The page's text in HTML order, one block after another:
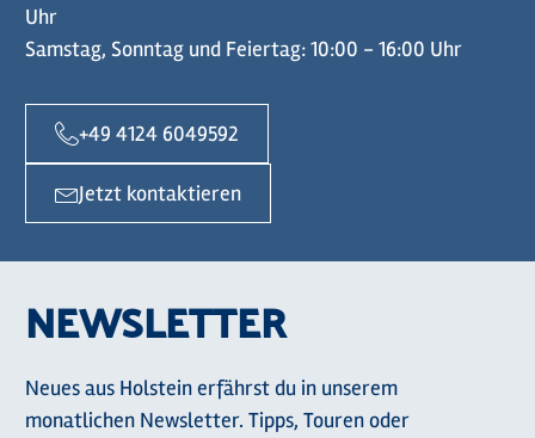
Uhr
Samstag, Sonntag und Feiertag: 10:00 - 16:00 Uhr
+49 4124 6049592
Jetzt kontaktieren
NEWSLETTER
Neues aus Holstein erfährst du in unserem
monatlichen Newsletter. Tipps, Touren oder